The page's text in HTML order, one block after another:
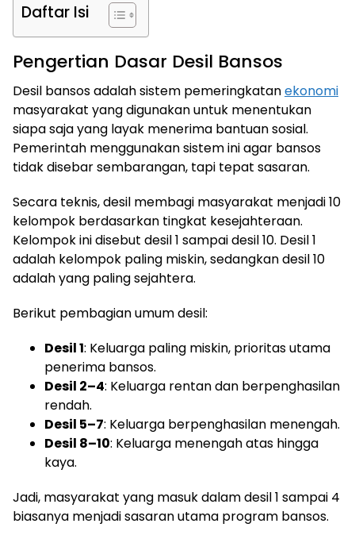
Daftar Isi
Pengertian Dasar Desil Bansos
Desil bansos adalah sistem pemeringkatanekonomi
masyarakat yang digunakan untuk menentukan
siapa saja yang layak menerima bantuan sosial.
Pemerintah menggunakan sistem ini agar bansos
tidak disebar sembarangan, tapi tepat sasaran.
Secara teknis, desil membagi masyarakat menjadi 10
kelompok berdasarkan tingkat kesejahteraan.
Kelompok ini disebut desil 1 sampai desil 10. Desil 1
adalah kelompok paling miskin, sedangkan desil 10
adalah yang paling sejahtera.
Berikut pembagian umum desil:
Desil 1: Keluarga paling miskin, prioritas utama
penerima bansos.
Desil 2–4: Keluarga rentan dan berpenghasilan
rendah.
Desil 5–7: Keluarga berpenghasilan menengah.
Desil 8–10: Keluarga menengah atas hingga
kaya.
Jadi, masyarakat yang masuk dalam desil 1 sampai 4
biasanya menjadi sasaran utama program bansos.